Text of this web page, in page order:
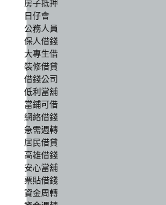
房子抵押
日仔會
公務人員
保人借錢
大專生借
裝修借貸
借錢公司
低利當舖
當鋪可借
網絡借錢
急需週轉
居民借貸
高雄借錢
安心當舖
票貼借錢
資金周轉